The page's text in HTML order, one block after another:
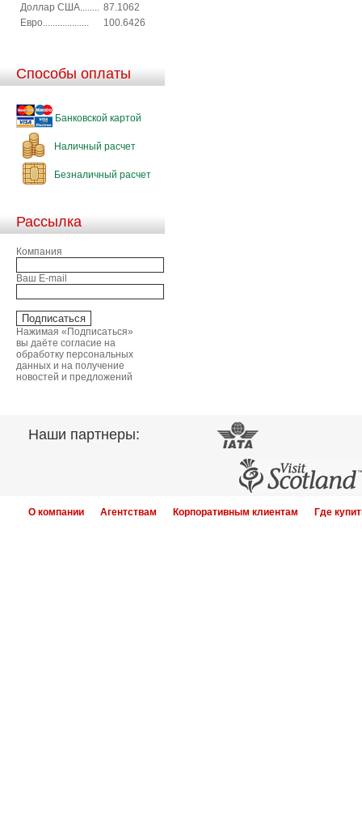
Доллар США........ 87.1062
Евро...................
100.6426
Способы оплаты
Банковской картой
Наличный расчет
Безналичный расчет
Рассылка
Компания
Ваш E-mail
Нажимая «Подписаться»
вы даёте согласие на
обработку персональных
данных и на получение
новостей и предложений
Наши партнеры:
О компании Агентствам Корпоративным клиентам Где